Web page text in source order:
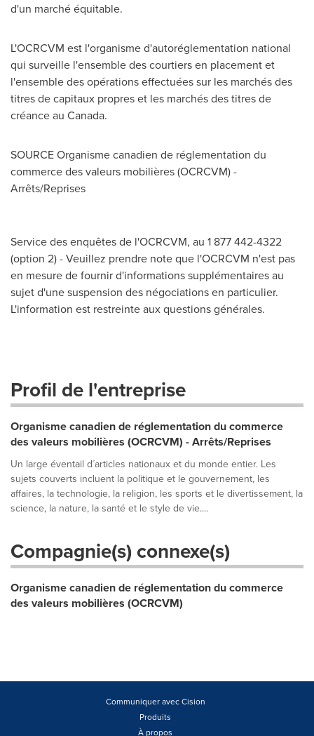
d'un marché équitable.
L'OCRCVM est l'organisme d'autoréglementation national
qui surveille l'ensemble des courtiers en placement et
l'ensemble des opérations effectuées sur les marchés des
titres de capitaux propres et les marchés des titres de
créance au Canada.
SOURCE Organisme canadien de réglementation du
commerce des valeurs mobilières (OCRCVM) -
Arrêts/Reprises
Service des enquêtes de l'OCRCVM, au 1 877 442-4322
(option 2) - Veuillez prendre note que l'OCRCVM n'est pas
en mesure de fournir d'informations supplémentaires au
sujet d'une suspension des négociations en particulier.
L'information est restreinte aux questions générales.
Profil de l'entreprise
Organisme canadien de réglementation du commerce
des valeurs mobilières (OCRCVM) - Arrêts/Reprises
Un large éventail d´articles nationaux et du monde entier. Les
sujets couverts incluent la politique et le gouvernement, les
affaires, la technologie, la religion, les sports et le divertissement, la
science, la nature, la santé et le style de vie....
Compagnie(s) connexe(s)
Organisme canadien de réglementation du commerce
des valeurs mobilières (OCRCVM)
Communiquer avec Cision
Produits
À propos